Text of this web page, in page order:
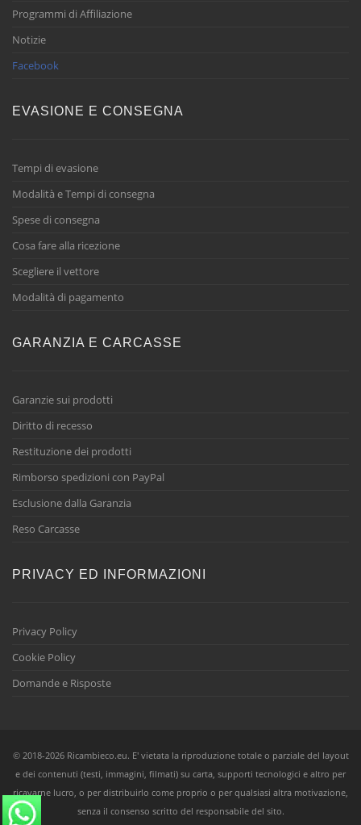
Programmi di Affiliazione
Notizie
Facebook
EVASIONE E CONSEGNA
Tempi di evasione
Modalità e Tempi di consegna
Spese di consegna
Cosa fare alla ricezione
Scegliere il vettore
Modalità di pagamento
GARANZIA E CARCASSE
Garanzie sui prodotti
Diritto di recesso
Restituzione dei prodotti
Rimborso spedizioni con PayPal
Esclusione dalla Garanzia
Reso Carcasse
PRIVACY ED INFORMAZIONI
Privacy Policy
Cookie Policy
Domande e Risposte
© 2018-2026 Ricambieco.eu. E' vietata la riproduzione totale o parziale del layout
e dei contenuti (testi, immagini, filmati) su carta, supporti tecnologici e altro per
ricavarne lucro, o per distribuirlo come proprio o per qualsiasi altra motivazione,
senza il consenso scritto del responsabile del sito.